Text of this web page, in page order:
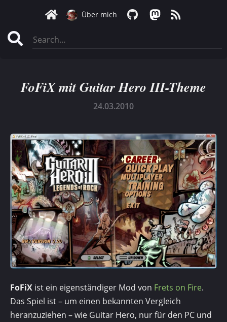
Über mich
FoFiX mit Guitar Hero III-Theme
24.03.2010
FoFiX ist ein eigenständiger Mod von Frets on Fire.
Das Spiel ist – um einen bekannten Ver­gleich
heranzuziehen – wie Guitar Hero, nur für den PC und